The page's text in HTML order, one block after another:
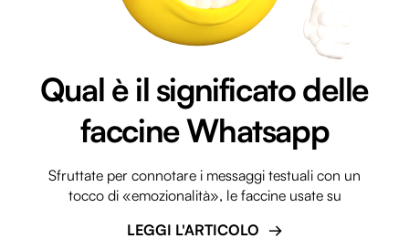
Qual è il significato delle
faccine Whatsapp
Sfruttate per connotare i messaggi testuali con un
tocco di «emozionalità», le faccine usate su
LEGGI L'ARTICOLO